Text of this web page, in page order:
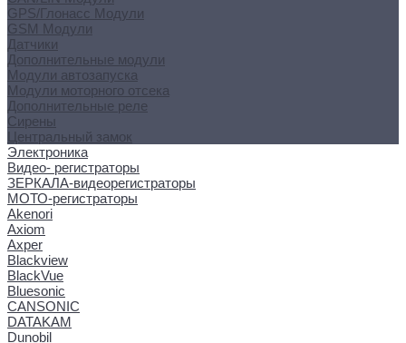
GPS/Глонасс Модули
GSM Модули
Датчики
Дополнительные модули
Модули автозапуска
Модули моторного отсека
Дополнительные реле
Сирены
Центральный замок
Электроника
Видео- регистраторы
ЗЕРКАЛА-видеорегистраторы
МОТО-регистраторы
Akenori
Axiom
Axper
Blackview
BlackVue
Bluesonic
CANSONIC
DATAKAM
Dunobil